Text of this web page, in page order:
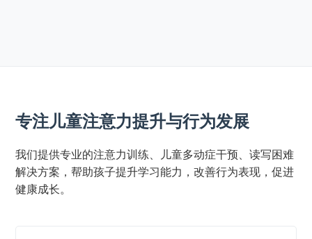
专注儿童注意力提升与行为发展
我们提供专业的注意力训练、儿童多动症干预、读写困难
解决方案，帮助孩子提升学习能力，改善行为表现，促进
健康成长。